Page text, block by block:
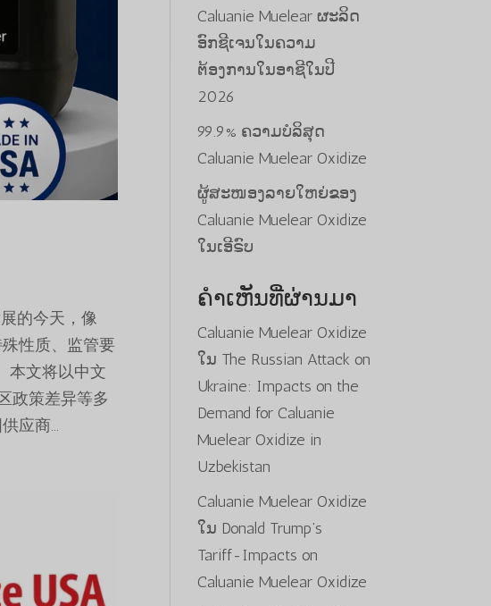
的今天，像
性质、监管要
本文将以中文
政策差异等多
应商...
Caluanie Muelear ຜະລິດ
ອົກຊີເຈນໃນຄວາມ
ຕ້ອງການໃນອາຊີໃນປີ
2026
99.9% ຄວາມບໍລິສຸດ
Caluanie Muelear Oxidize
ຜູ້ສະໜອງລາຍໃຫຍ່ຂອງ
Caluanie Muelear Oxidize
ໃນເອີຣົບ
ຄຳເຫັນທີ່ຜ່ານມາ
Caluanie Muelear Oxidize
ໃນ The Russian Attack on
Ukraine: Impacts on the
Demand for Caluanie
Muelear Oxidize in
Uzbekistan
Caluanie Muelear Oxidize
ໃນ Donald Trump’s
Tariff-Impacts on
Caluanie Muelear Oxidize